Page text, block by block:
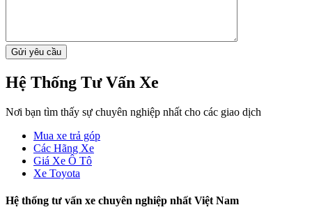
Hệ Thống Tư Vấn Xe
Nơi bạn tìm thấy sự chuyên nghiệp nhất cho các giao dịch
Mua xe trả góp
Các Hãng Xe
Giá Xe Ô Tô
Xe Toyota
Hệ thống tư vấn xe chuyên nghiệp nhất Việt Nam